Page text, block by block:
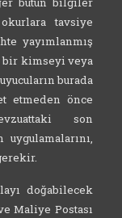
tavsiye
yayımlanmış
kimseyi veya
burada
etmeden önce
son
doğabilecek
Maliye Postası